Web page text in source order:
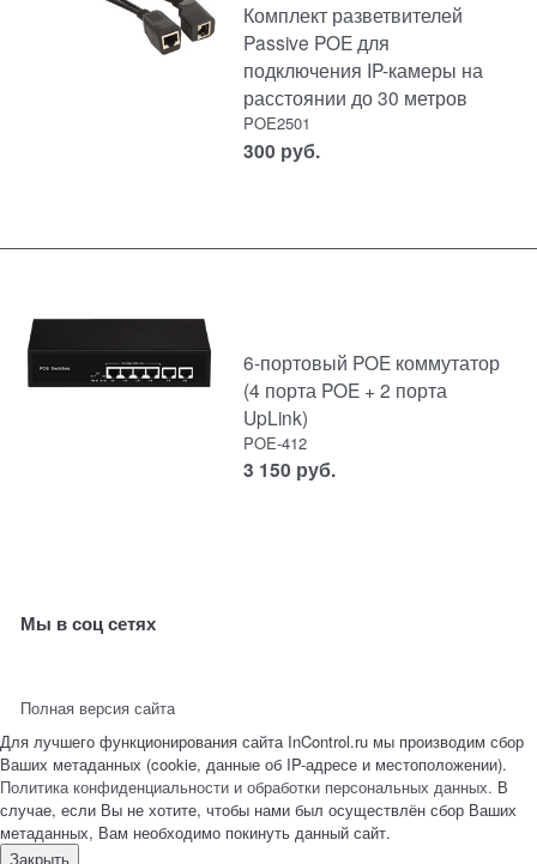
Комплект разветвителей
Passive POE для
подключения IP-камеры на
расстоянии до 30 метров
POE2501
300 руб.
6-портовый POE коммутатор
(4 порта POE + 2 порта
UpLink)
POE-412
3 150 руб.
Мы в соц сетях
Полная версия сайта
Для лучшего функционирования сайта InControl.ru мы производим сбор
Ваших метаданных (cookie, данные об IP-адресе и местоположении).
Политика конфиденциальности и обработки персональных данных. В
случае, если Вы не хотите, чтобы нами был осуществлён сбор Ваших
метаданных, Вам необходимо покинуть данный сайт.
Закрыть